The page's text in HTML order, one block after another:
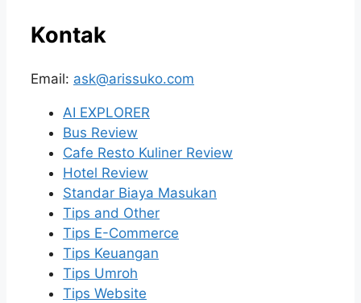
Kontak
Email: ask@arissuko.com
AI EXPLORER
Bus Review
Cafe Resto Kuliner Review
Hotel Review
Standar Biaya Masukan
Tips and Other
Tips E-Commerce
Tips Keuangan
Tips Umroh
Tips Website